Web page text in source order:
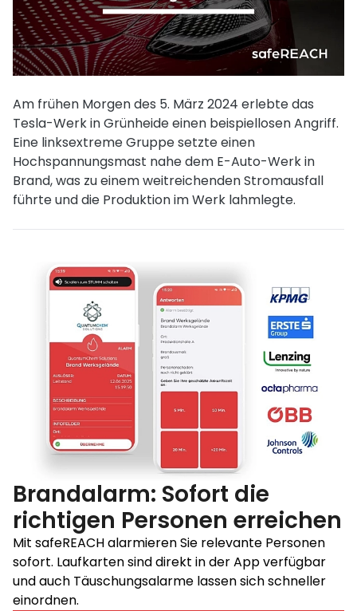
Am frühen Morgen des 5. März 2024 erlebte das
Tesla-Werk in Grünheide einen beispiellosen Angriff.
Eine linksextreme Gruppe setzte einen
Hochspannungsmast nahe dem E-Auto-Werk in
Brand, was zu einem weitreichenden Stromausfall
führte und die Produktion im Werk lahmlegte.
Brandalarm: Sofort die
richtigen Personen erreichen
Mit safeREACH alarmieren Sie relevante Personen
sofort. Laufkarten sind direkt in der App verfügbar
und auch Täuschungsalarme lassen sich schneller
einordnen.